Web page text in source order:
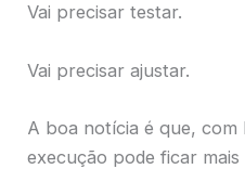
Vai precisar testar.
Vai precisar ajustar.
A boa notícia é que, com
execução pode ficar mais